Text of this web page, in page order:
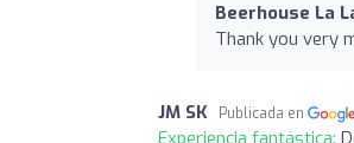
Beerhouse La
Thank you very
JM SK Publicada en